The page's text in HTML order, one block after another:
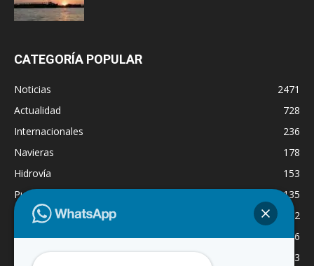
CATEGORÍA POPULAR
Noticias
2471
Actualidad
728
Internacionales
236
Navieras
178
Hidrovía
153
Puertos
135
Economía
132
Nacionales
126
Dragado
123